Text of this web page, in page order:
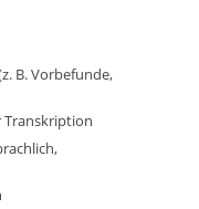
B. Vorbefunde,
Transkription